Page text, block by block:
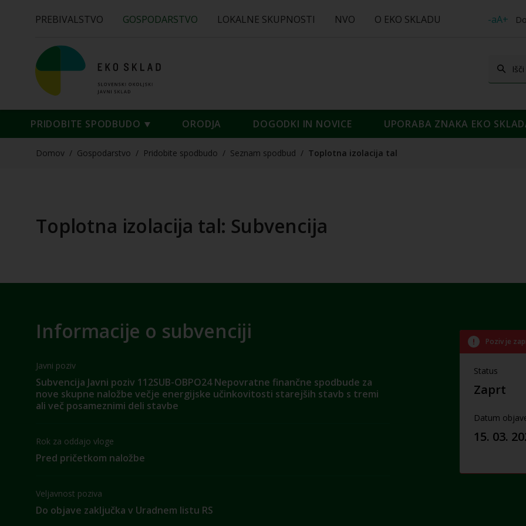
PREBIVALSTVO GOSPODARSTVO LOKALNE SKUPNOSTI NVO O EKO SKLADU -aA+
PRIDOBITE SPODBUDO ORODJA DOGODKI IN NOVICE UPORABA ZNAKA EKO
Domov / Gospodarstvo / Pridobite spodbudo / Seznam spodbud / Toplotna izolacija tal
Toplotna izolacija tal: Subvencija
Informacije o subvenciji
Javni poziv
Subvencija Javni poziv 112SUB-OBPO24 Nepovratne finančne spodbude za
nove skupne naložbe večje energijske učinkovitosti starejših stavb s tremi
ali več posameznimi deli stavbe
Rok za oddajo vloge
Pred pričetkom naložbe
Veljavnost poziva
Do objave zaključka v Uradnem listu RS
Poziv je
Status
Zaprt
Datum
15. 03.